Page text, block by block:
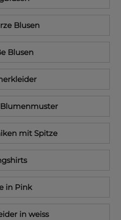
Blusen
Blusen
mit Spitze
in Pink
in weiss